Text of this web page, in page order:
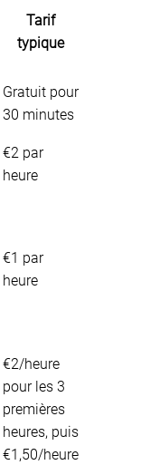
Tarif
typique
Gratuit pour
30 minutes
€2 par
heure
€1 par
heure
€2/heure
pour les 3
premières
heures, puis
€1,50/heure